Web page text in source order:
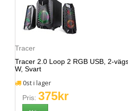
Tracer
Tracer 2.0 Loop 2 RGB USB, 2-
W, Svart
0st i lager
Pris: 375kr